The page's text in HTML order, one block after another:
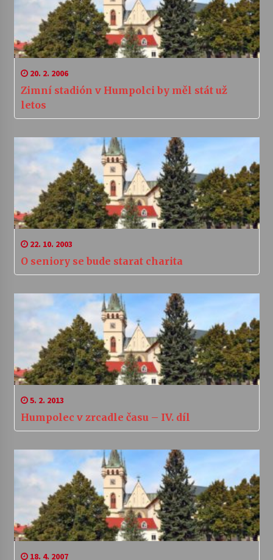
20. 2. 2006
Zimní stadión v Humpolci by měl stát už
letos
22. 10. 2003
O seniory se bude starat charita
5. 2. 2013
Humpolec v zrcadle času – IV. díl
18. 4. 2007